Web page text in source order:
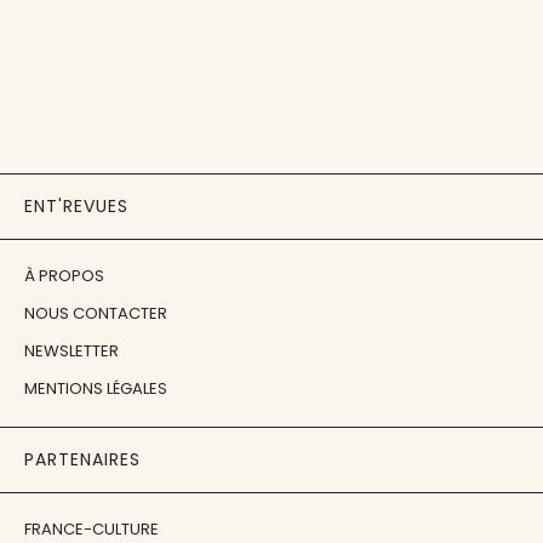
ENT'REVUES
À PROPOS
NOUS CONTACTER
NEWSLETTER
MENTIONS LÉGALES
PARTENAIRES
FRANCE-CULTURE